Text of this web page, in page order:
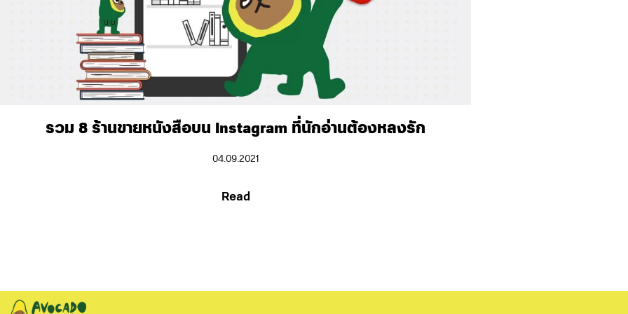
รวม 8 ร้านขายหนังสือบน Instagram ที่นักอ่านต้องหลงรัก
04.09.2021
Read